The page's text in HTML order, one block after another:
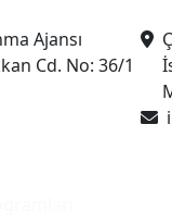
Ajansı
Cd. No: 36/1